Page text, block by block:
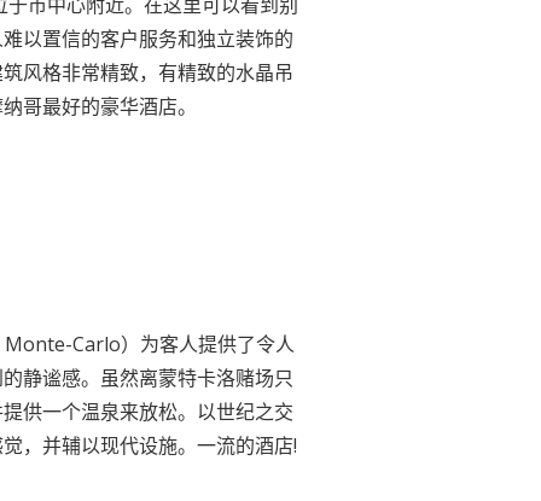
以置信的客户服务和独立装饰的
风格非常精致，有精致的水晶吊
哥最好的豪华酒店。
Carlo）为客人提供了令人
静谧感。虽然离蒙特卡洛赌场只
供一个温泉来放松。以世纪之交
，并辅以现代设施。一流的酒店!